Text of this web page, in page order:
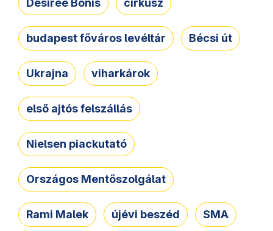
Desirée Bonis cirkusz
budapest főváros levéltár Bécsi út
Ukrajna viharkárok
első ajtós felszállás
Nielsen piackutató
Országos Mentőszolgálat
Rami Malek újévi beszéd SMA